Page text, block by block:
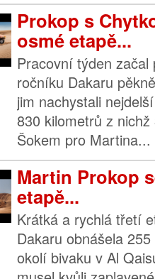
Prokop s
osmé etapě...
Pracovní týden
ročníku Dakaru
jim nachystali
830 kilometrů z
Šokem pro Martina...
Martin Prokop
etapě...
Krátká a rychlá třetí
Dakaru obnášela
okolí bivaku v Al